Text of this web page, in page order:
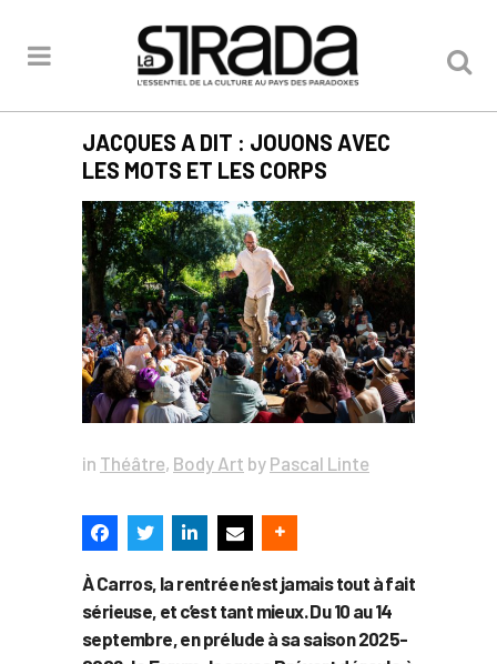
JACQUES A DIT : JOUONS AVEC
LES MOTS ET LES CORPS
in Théâtre, Body Art by Pascal Linte
À Carros, la rentrée n’est jamais tout à fait
sérieuse, et c’est tant mieux. Du 10 au 14
septembre, en prélude à sa saison 2025-